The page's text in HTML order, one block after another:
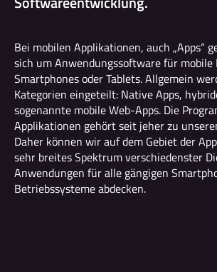
Bei mobilen Applikationen, auch „Apps“
sich um Anwendungssoftware für mobile
Smartphones oder Tablets. Allgemein
Kategorien eingeteilt: Native Apps,
sogenannte mobile Web-Apps. Die
Applikationen gehört seit jeher zu
Daher können wir auf dem Gebiet der
sehr breites Spektrum verschiedenster
Anwendungen für alle gängigen
Betriebssysteme abdecken.